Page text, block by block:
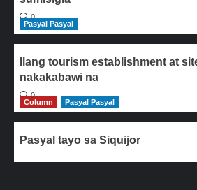
0
Pasyal Pasyal
Ilang tourism establishment at
nakakabawi na
0
Column
Pasyal Pasyal
Pasyal tayo sa Siquijor